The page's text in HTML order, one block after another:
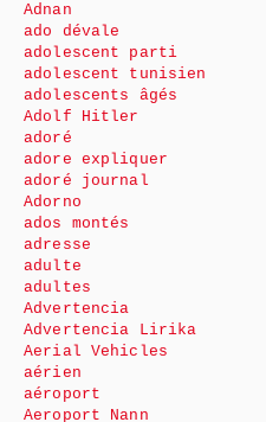
Adnan
ado dévale
adolescent parti
adolescent tunisien
adolescents âgés
Adolf Hitler
adoré
adore expliquer
adoré journal
Adorno
ados montés
adresse
adulte
adultes
Advertencia
Advertencia Lirika
Aerial Vehicles
aérien
aéroport
Aeroport Nann